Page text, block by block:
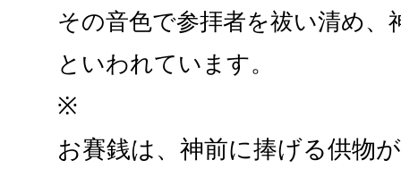
その音色で参拝者を祓い清め、
といわれています。
※
お賽銭は、神前に捧げる供物